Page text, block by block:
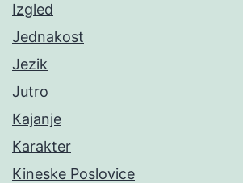
Izgled
Jednakost
Jezik
Jutro
Kajanje
Karakter
Kineske Poslovice